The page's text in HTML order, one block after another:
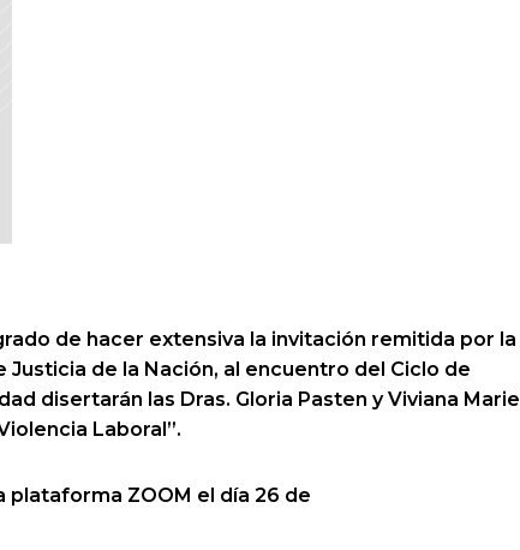
de hacer extensiva la invitación remitida por la
de la Nación, al encuentro del Ciclo de
disertarán las Dras. Gloria Pasten y Viviana Mariel
Laboral”.
ZOOM el día 26 de